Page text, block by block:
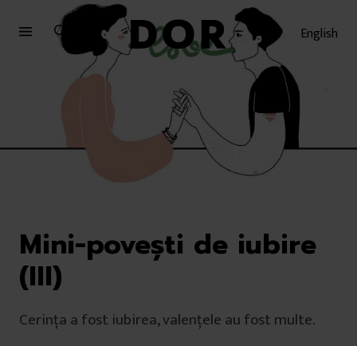
English
Mini-povești de iubire
(III)
Cerința a fost iubirea, valențele au fost multe.